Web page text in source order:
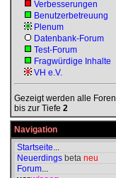
Verbesserungen
Benutzerbetreuung
Plenum
Datenbank-Forum
Test-Forum
Fragwürdige Inhalte
VH e.V.
Gezeigt werden alle Foren
bis zur Tiefe 2
Navigation
Startseite...
Neuerdings beta neu
Forum...